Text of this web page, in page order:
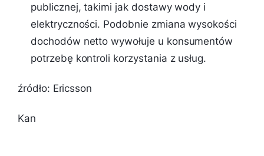
publicznej, takimi jak dostawy wody i
elektryczności. Podobnie zmiana wysokości
dochodów netto wywołuje u konsumentów
potrzebę kontroli korzystania z usług.
źródło: Ericsson
Kan